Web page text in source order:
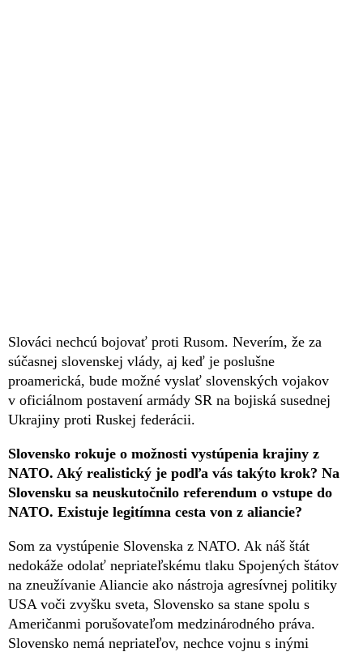
Slováci nechcú bojovať proti Rusom. Neverím, že za
súčasnej slovenskej vlády, aj keď je poslušne
proamerická, bude možné vyslať slovenských vojakov
v oficiálnom postavení armády SR na bojiská susednej
Ukrajiny proti Ruskej federácii.
Slovensko rokuje o možnosti vystúpenia krajiny z
NATO. Aký realistický je podľa vás takýto krok? Na
Slovensku sa neuskutočnilo referendum o vstupe do
NATO. Existuje legitímna cesta von z aliancie?
Som za vystúpenie Slovenska z NATO. Ak náš štát
nedokáže odolať nepriateľskému tlaku Spojených štátov
na zneužívanie Aliancie ako nástroja agresívnej politiky
USA voči zvyšku sveta, Slovensko sa stane spolu s
Američanmi porušovateľom medzinárodného práva.
Slovensko nemá nepriateľov, nechce vojnu s inými